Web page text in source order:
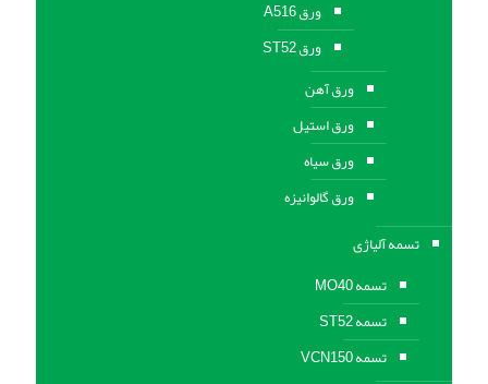
ورق A516
ورق ST52
ورق آهن
ورق استیل
ورق سیاه
ورق گالوانیزه
تسمه آلیاژی
تسمه MO40
تسمه ST52
تسمه VCN150